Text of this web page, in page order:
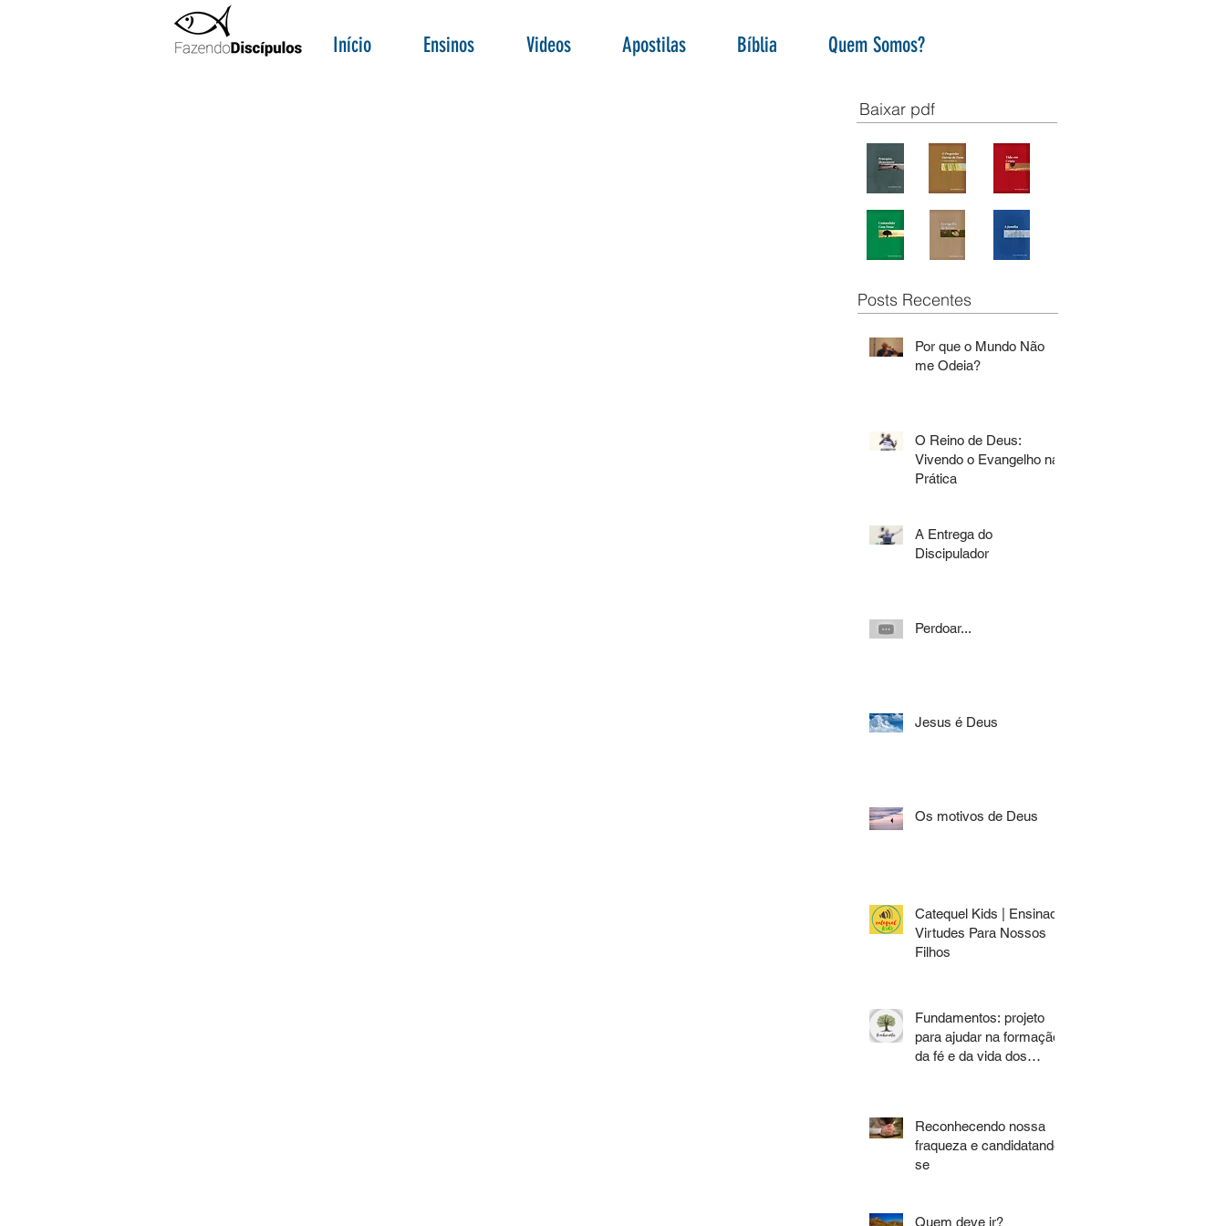
Início Ensinos Videos Apostilas Bíblia Quem Somos?
Baixar pdf
Posts Recentes
Por que o Mundo Não
me Odeia?
O Reino de Deus:
Vivendo o Evangelho na
Prática
A Entrega do
Discipulador
Perdoar...
Jesus é Deus
Os motivos de Deus
Catequel Kids | Ensinado
Virtudes Para Nossos
Filhos
Fundamentos: projeto
para ajudar na formação
da fé e da vida dos
Reconhecendo nossa
fraqueza e candidatando-
se
Quem deve ir?